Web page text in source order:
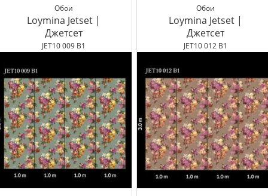
Обои
Loymina Jetset |
Джетсет
JET10 009 B1
Обои
Loymina Jetset |
Джетсет
JET10 012 B1